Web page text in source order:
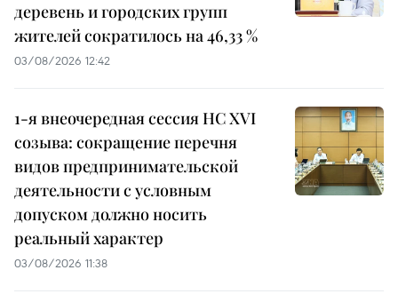
деревень и городских групп
жителей сократилось на 46,33 %
03/08/2026 12:42
1-я внеочередная сессия НС XVI
созыва: сокращение перечня
видов предпринимательской
деятельности с условным
допуском должно носить
реальный характер
03/08/2026 11:38